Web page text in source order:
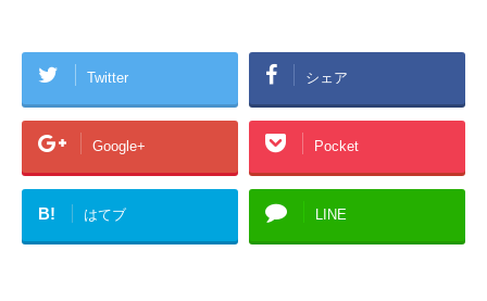
Twitter シェア
Google+ Pocket
B! はてブ LINE